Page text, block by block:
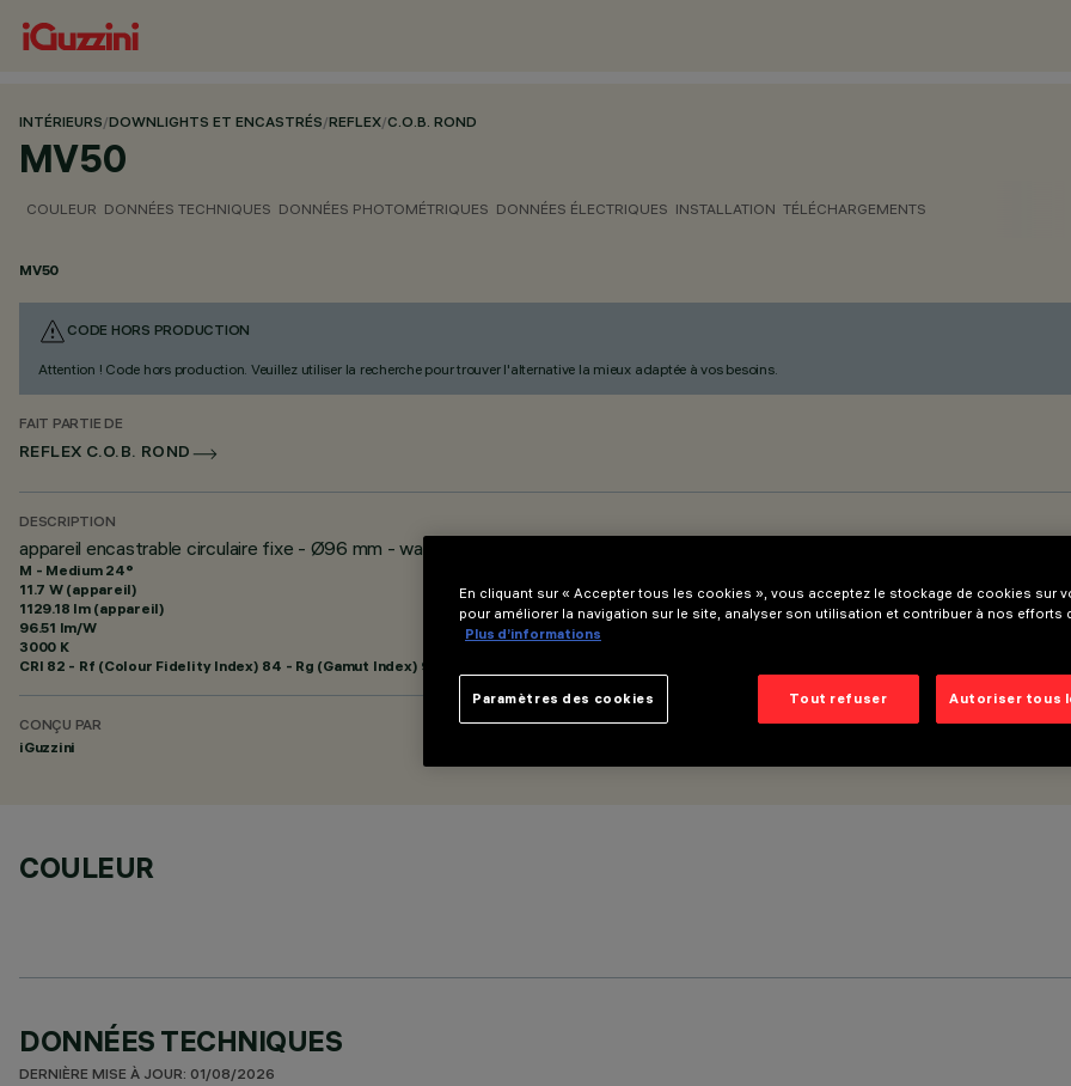
INTÉRIEURS/DOWNLIGHTS ET ENCASTRÉS/REFLEX/C.O.B. ROND
MV50
COULEUR DONNÉES TECHNIQUES DONNÉES PHOTOMÉTRIQUES DONNÉES ÉLECTRIQUES INSTALLATION TÉLÉCHARGEMENTS
MV50
CODE HORS PRODUCTION
Attention ! Code hors production. Veuillez utiliser la recherche pour trouver l'alternative la mieux adaptée à vos besoins.
FAIT PARTIE DE
REFLEX C.O.B. ROND
DESCRIPTION
appareil encastrable circulaire fixe - Ø96 mm - warm white - optique medium - UGR<19
M - Medium 24°
11.7 W (appareil)
1129.18 lm (appareil)
96.51 lm/W
3000 K
CRI 82 - Rf (Colour Fidelity Index) 84 - Rg (Gamut Index) 95
CONÇU PAR
iGuzzini
COULEUR
DONNÉES TECHNIQUES
DERNIÈRE MISE À JOUR: 01/08/2026
En cliquant sur « Accepter tous les cookies », vous acceptez le stockage de cookies sur
pour améliorer la navigation sur le site, analyser son utilisation et contribuer à nos efforts
Plus d’informations
Tout refuser Autoriser tous
Paramètres des cookies